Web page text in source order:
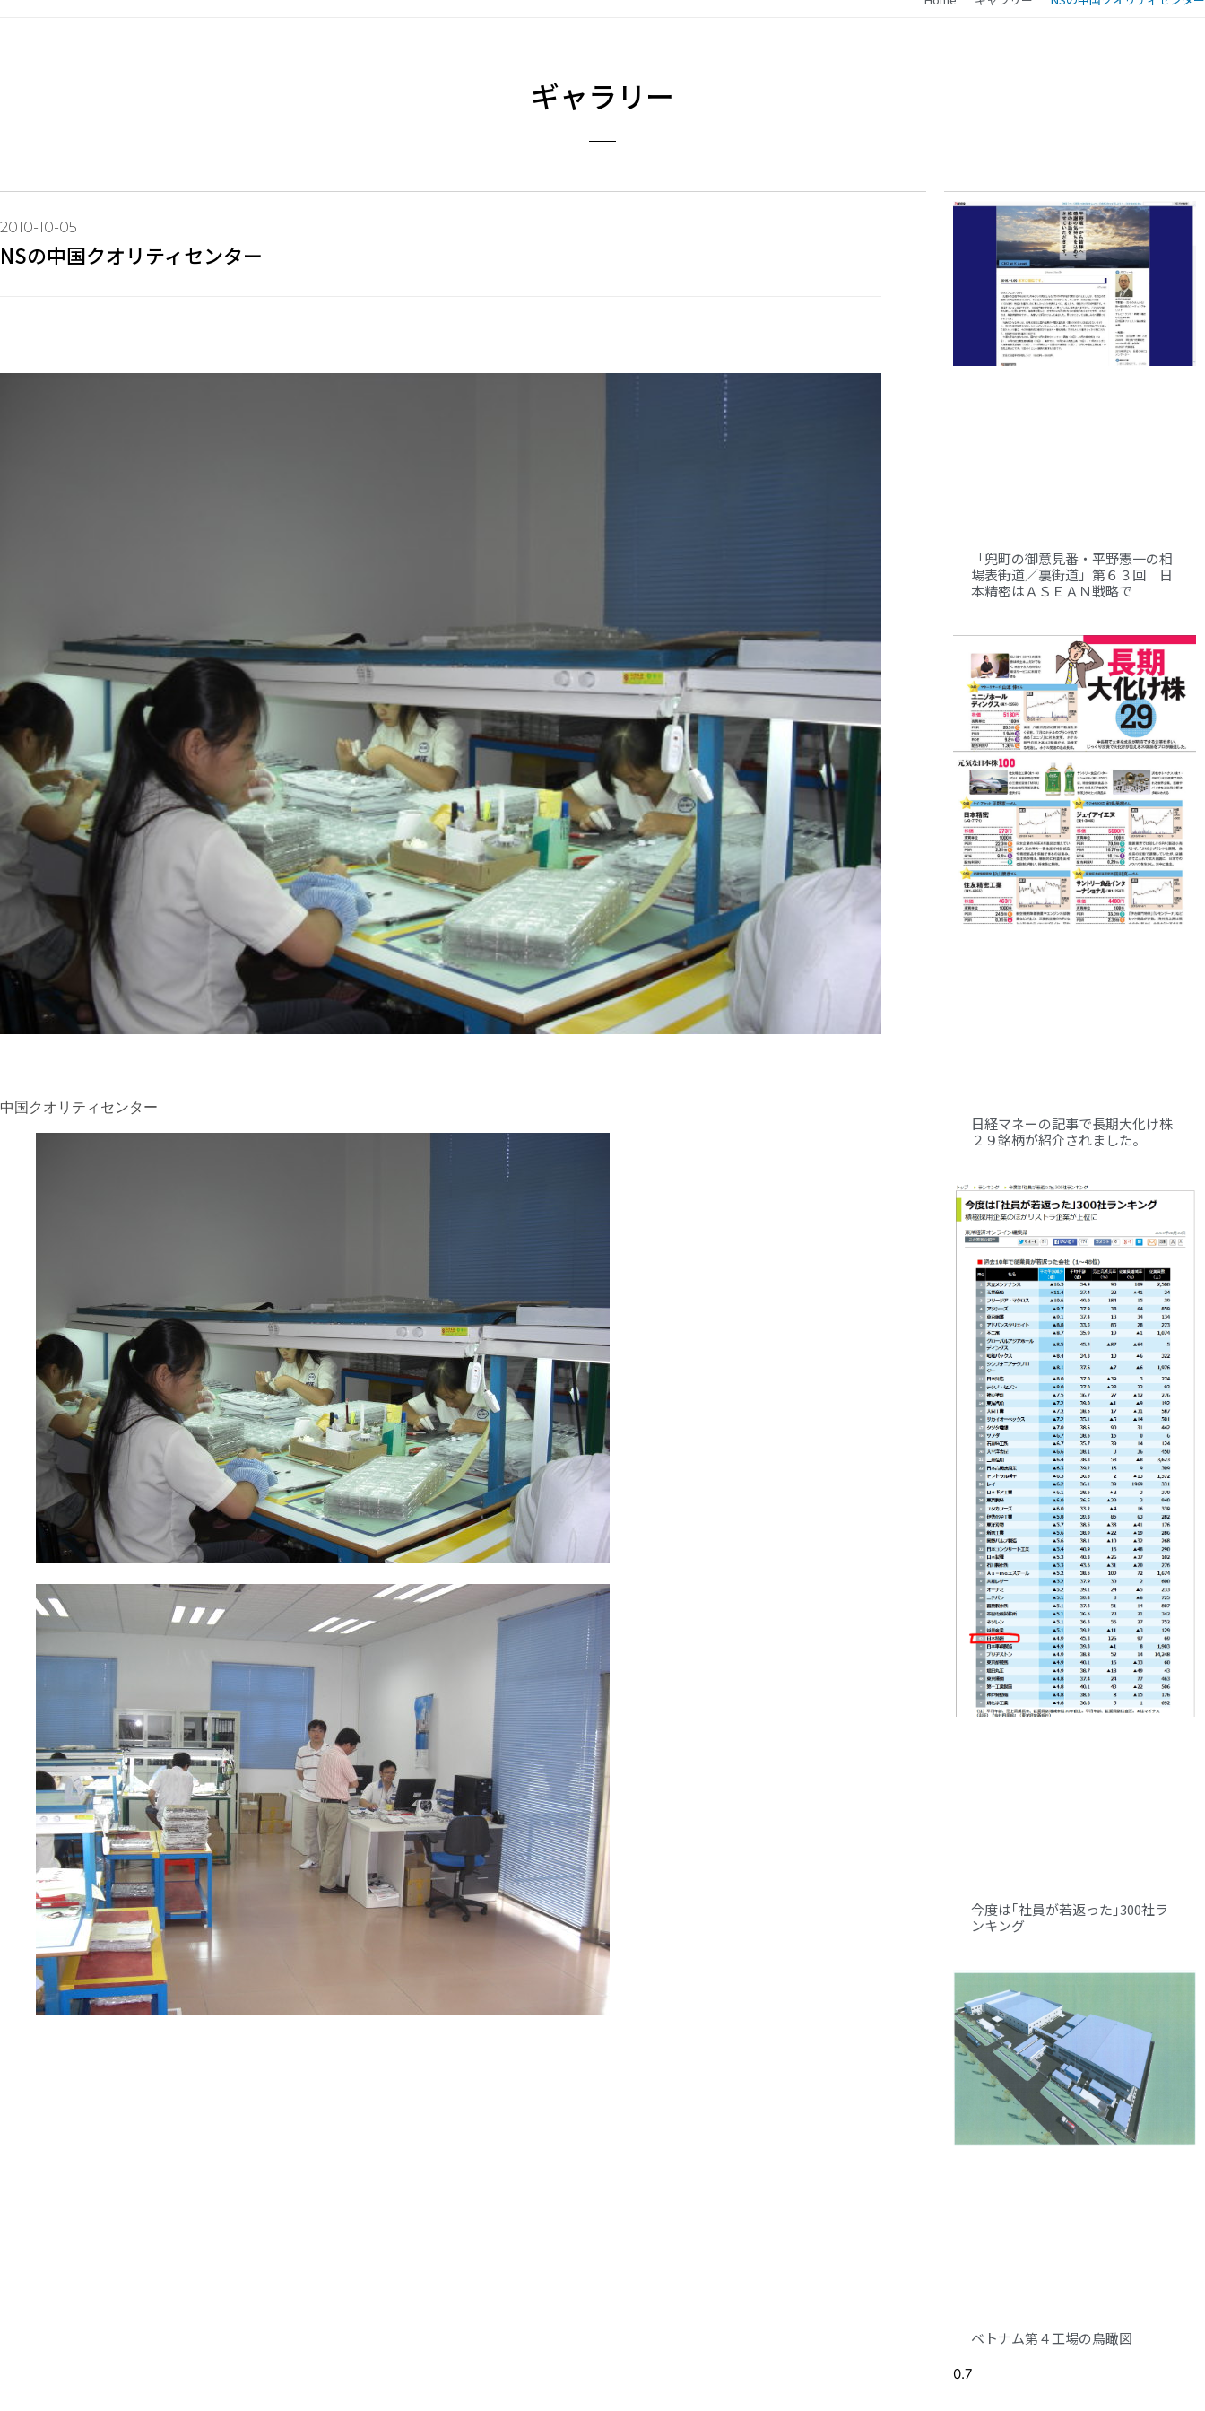
ギャラリー
2010-10-05
NSの中国クオリティセンター
中国クオリティセンター
「兜町の御意見番・平野憲一の相
場表街道／裏街道」第６３回 日
本精密はＡＳＥＡＮ戦略で
日経マネーの記事で長期大化け株
２９銘柄が紹介されました。
今度は｢社員が若返った｣300社ラ
ンキング
ベトナム第４工場の鳥瞰図